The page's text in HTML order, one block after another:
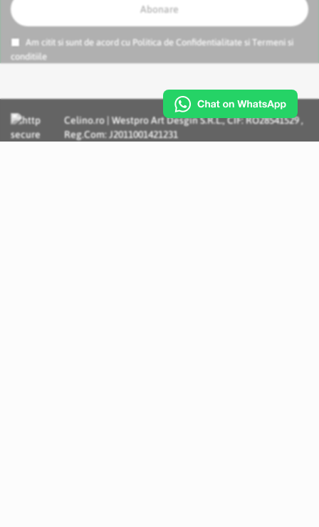
Abonare
Am citit si sunt de acord cu Politica de Confidentialitate si
Termeni si
conditiile
Celino.ro | Westpro Art Desgin S.R.L., CIF: RO28541529 ,
Reg.Com: J2011001421231